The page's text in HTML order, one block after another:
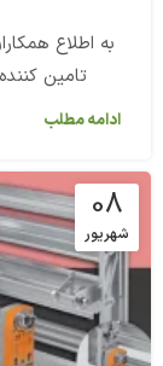
به اطلاع
تامین
ادامه مطلب
08
شهریور